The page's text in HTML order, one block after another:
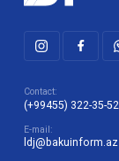
Contact:
(+99455) 322-35-52
E-mail:
ldj@bakuinform.az